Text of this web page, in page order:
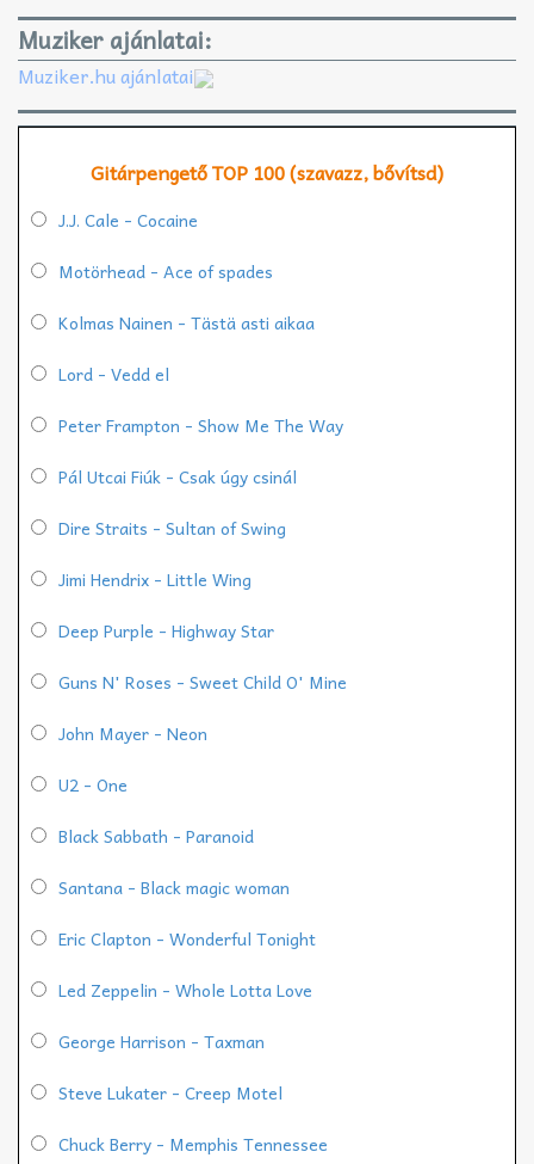
Muziker ajánlatai:
Muziker.hu ajánlatai
Gitárpengető TOP 100 (szavazz, bővítsd)
J.J. Cale - Cocaine
Motörhead - Ace of spades
Kolmas Nainen - Tästä asti aikaa
Lord - Vedd el
Peter Frampton - Show Me The Way
Pál Utcai Fiúk - Csak úgy csinál
Dire Straits - Sultan of Swing
Jimi Hendrix - Little Wing
Deep Purple - Highway Star
Guns N' Roses - Sweet Child O' Mine
John Mayer - Neon
U2 - One
Black Sabbath - Paranoid
Santana - Black magic woman
Eric Clapton - Wonderful Tonight
Led Zeppelin - Whole Lotta Love
George Harrison - Taxman
Steve Lukater - Creep Motel
Chuck Berry - Memphis Tennessee